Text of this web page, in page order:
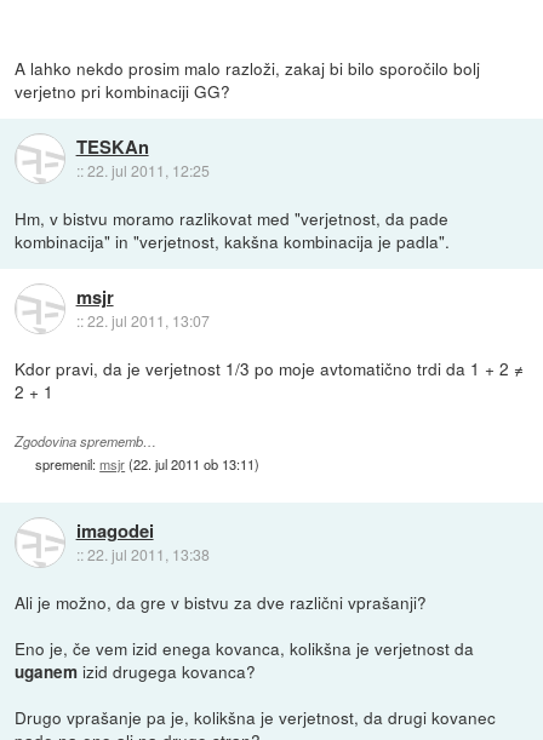
A lahko nekdo prosim malo razloži, zakaj bi bilo sporočilo bolj
verjetno pri kombinaciji GG?
TESKAn
::22. jul 2011, 12:25
Hm, v bistvu moramo razlikovat med "verjetnost, da pade
kombinacija" in "verjetnost, kakšna kombinacija je padla".
msjr
::22. jul 2011, 13:07
Kdor pravi, da je verjetnost 1/3 po moje avtomatično trdi da 1 + 2 ≠
2 + 1
Zgodovina sprememb…
spremenil:msjr(22. jul 2011 ob 13:11)
imagodei
::22. jul 2011, 13:38
Ali je možno, da gre v bistvu za dve različni vprašanji?
Eno je, če vem izid enega kovanca, kolikšna je verjetnost da
uganemizid drugega kovanca?
Drugo vprašanje pa je, kolikšna je verjetnost, da drugi kovanec